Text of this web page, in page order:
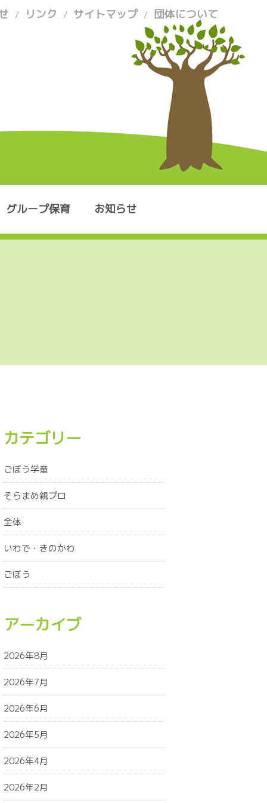
/ リンク / サイトマップ / 団体について
グループ保育 お知らせ
カテゴリー
ごぼう学童
そらまめ親プロ
全体
いわで・きのかわ
ごぼう
アーカイブ
2026年8月
2026年7月
2026年6月
2026年5月
2026年4月
2026年2月